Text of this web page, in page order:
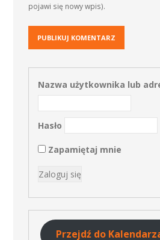
pojawi się nowy wpis).
Nazwa użytkownika lub
Hasło
Zapamiętaj mnie
Przejdź do